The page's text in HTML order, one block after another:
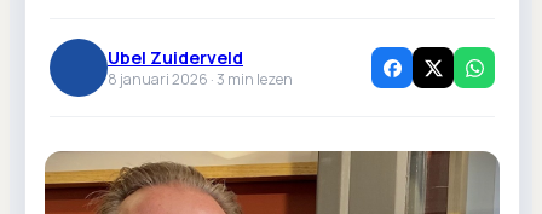
Ubel Zuiderveld
8 januari 2026 ·3 min lezen